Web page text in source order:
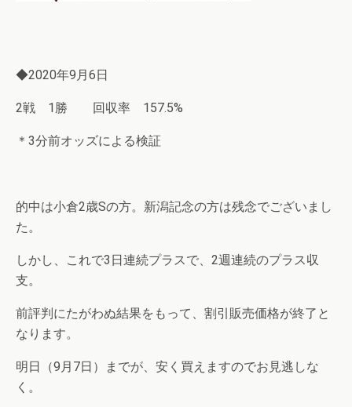
◆2020年9月6日
2戦 1勝 回収率 157.5%
＊3分前オッズによる検証
的中は小倉2歳Sの方。新潟記念の方は残念でございまし
た。
しかし、これで3日連続プラスで、2週連続のプラス収
支。
前評判にたがわぬ結果をもって、割引販売価格が終了と
なります。
明日（9月7日）までが、安く買えますのでお見逃しな
く。